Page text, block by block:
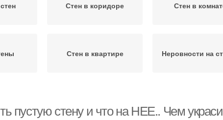
Стен в коридоре Стен в
Стен в квартире Неровности на
пустую стену и что на НЕЕ.. Чем